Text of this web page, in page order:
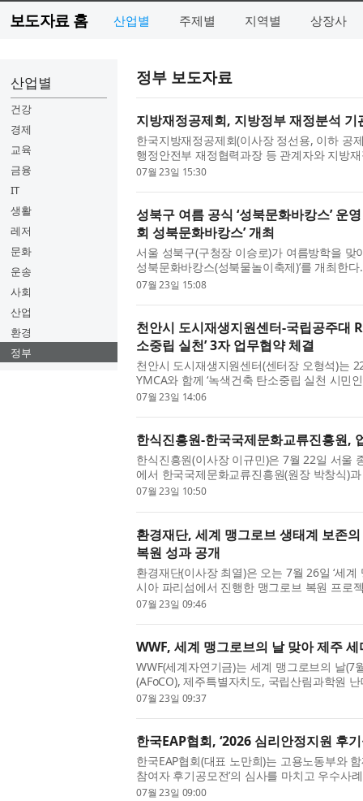
보도자료 홈 산업별 주제별 지역별 상장사
산업별
건강
경제
교육
금융
IT
생활
레저
문화
운송
사회
산업
환경
정부
정부 보도자료
지방재정공제회, 지방정부 재정분석
한국지방재정공제회(이사장 정선용, 이하 공
행정안전부 재정협력과장 등 관계자와 지방
데 ‘2026년 지방재정분석 현지실사단 발대식’
07월 23일 15:30
성북구 여름 공식 ‘성북문화바캉스’ 운
회 성북문화바캉스’ 개최
서울 성북구(구청장 이승로)가 여름방학을 맞
성북문화바캉스(성북물놀이축제)’를 개최한
역별 10일간 운영되며, 초등학교 운동장과
07월 23일 15:08
천안시 도시재생지원센터-국립공주대
소중립 실천’ 3자 업무협약 체결
천안시 도시재생지원센터(센터장 오형석)는
YMCA와 함께 ‘녹색건축 탄소중립 실천 시민
약(MOU)을 체결하고 유관기관 간담회를 개
07월 23일 14:06
한식진흥원-한국국제문화교류진흥원,
한식진흥원(이사장 이규민)은 7월 22일 서울
에서 한국국제문화교류진흥원(원장 박창식)
업무협약(MOU)을 체결했다. 이번 협약은 국
07월 23일 10:50
환경재단, 세계 맹그로브 생태계 보존
복원 성과 공개
환경재단(이사장 최열)은 오는 7월 26일 ‘세
시아 파리섬에서 진행한 맹그로브 복원 프로
태계 보존의 날’은 맹그로브 생태계의 중요
07월 23일 09:46
WWF, 세계 맹그로브의 날 맞아 제주
WWF(세계자연기금)는 세계 맹그로브의 날
(AFoCO), 제주특별자치도, 국립산림과학원
그로브숲 보전을 위한 네트워크를 구축하고
07월 23일 09:37
한국EAP협회, ‘2026 심리안정지원 후
한국EAP협회(대표 노만희)는 고용노동부와
참여자 후기공모전’의 심사를 마치고 우수사
사업은 구직 및 실직 과정에서 스트레스와
07월 23일 09:00